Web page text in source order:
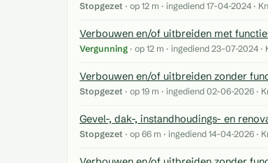
Stopgezet · op 12 m · ingediend 17-04-2024 ·
Verbouwen en/of uitbreiden met
Vergunning · op 12 m · ingediend 23-07-2024
Verbouwen en/of uitbreiden zonder
Stopgezet · op 19 m · ingediend 02-06-2026 ·
Gevel-, dak-, instandhoudings- en
Stopgezet · op 66 m · ingediend 14-04-2026 ·